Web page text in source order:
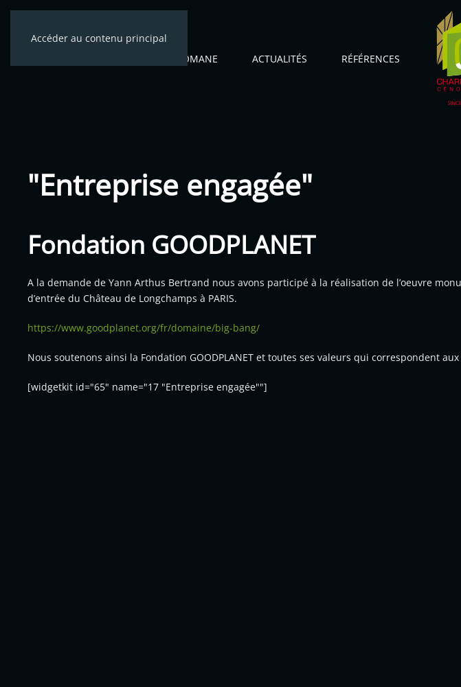
Accéder au contenu principal
CÉNOMANE ACTUALITÉS RÉFÉRENCES
"Entreprise engagée"
Fondation GOODPLANET
A la demande de Yann Arthus Bertrand nous avons participé à la réalisation de l’oeuvre
d’entrée du Château de Longchamps à PARIS.
https://www.goodplanet.org/fr/domaine/big-bang/
Nous soutenons ainsi la Fondation GOODPLANET et toutes ses valeurs qui correspondent
[widgetkit id="65" name="17 "Entreprise engagée""]